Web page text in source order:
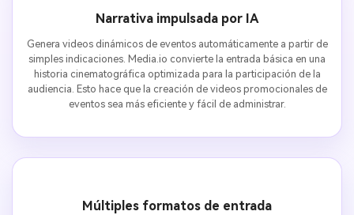
Narrativa impulsada por IA
Genera videos dinámicos de eventos automáticamente a partir de
simples indicaciones. Media.io convierte la entrada básica en una
historia cinematográfica optimizada para la participación de la
audiencia. Esto hace que la creación de videos promocionales de
eventos sea más eficiente y fácil de administrar.
Múltiples formatos de entrada